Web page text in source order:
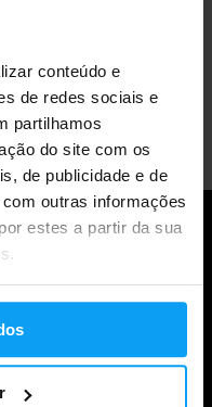
conteúdo e
de redes sociais e
partilhamos
do site com os
de publicidade e de
outras informações
estes a partir da sua